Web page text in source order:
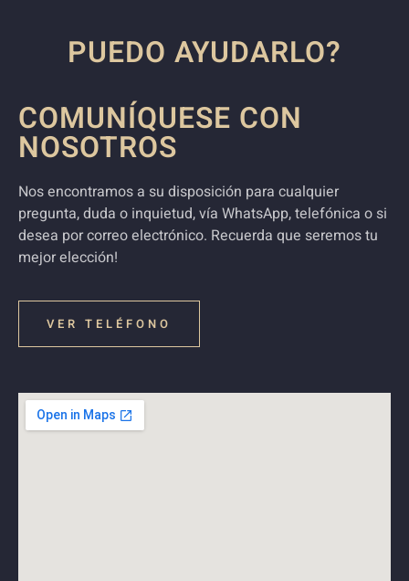
PUEDO AYUDARLO?
COMUNÍQUESE CON
NOSOTROS
Nos encontramos a su disposición para cualquier
pregunta, duda o inquietud, vía WhatsApp, telefónica o si
desea por correo electrónico. Recuerda que seremos tu
mejor elección!
VER TELÉFONO